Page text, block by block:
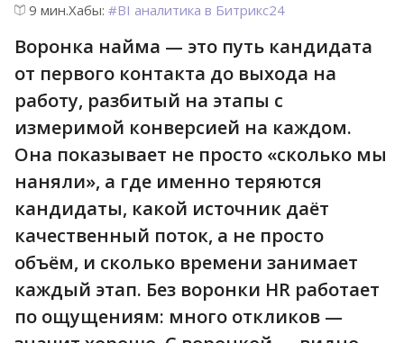
9 мин.Хабы: #BI аналитика в Битрикс24
Воронка найма — это путь кандидата
от первого контакта до выхода на
работу, разбитый на этапы с
измеримой конверсией на каждом.
Она показывает не просто «сколько мы
наняли», а где именно теряются
кандидаты, какой источник даёт
качественный поток, а не просто
объём, и сколько времени занимает
каждый этап. Без воронки HR работает
по ощущениям: много откликов —